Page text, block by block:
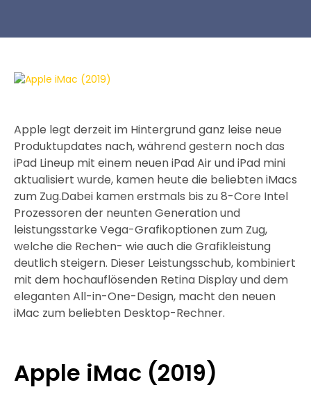
Apple legt derzeit im Hintergrund ganz leise neue
Produktupdates nach, während gestern noch das
iPad Lineup mit einem neuen iPad Air und iPad mini
aktualisiert wurde, kamen heute die beliebten iMacs
zum Zug.Dabei kamen erstmals bis zu 8-Core Intel
Prozessoren der neunten Generation und
leistungsstarke Vega-Grafikoptionen zum Zug,
welche die Rechen- wie auch die Grafikleistung
deutlich steigern. Dieser Leistungsschub, kombiniert
mit dem hochauflösenden Retina Display und dem
eleganten All-in-One-Design, macht den neuen
iMac zum beliebten Desktop-Rechner.
Apple iMac (2019)